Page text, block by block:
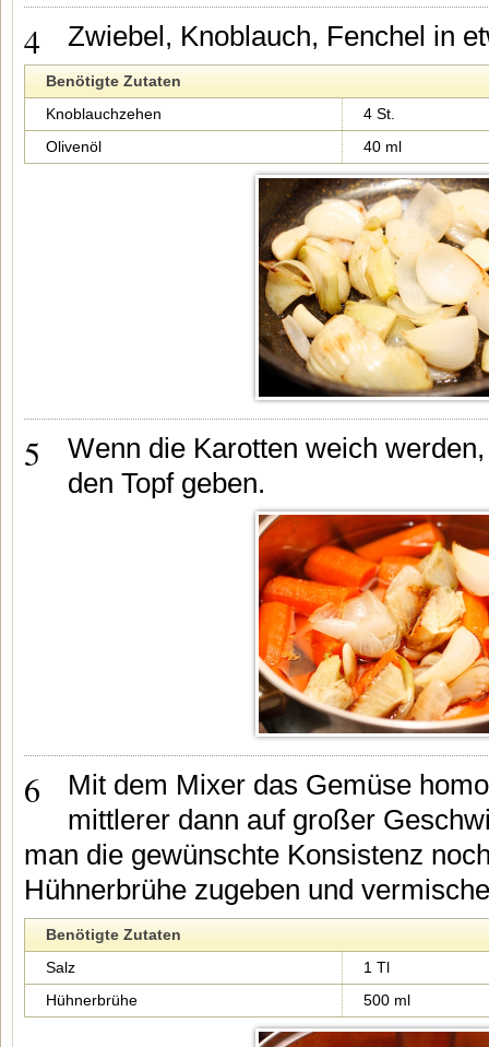
4 Zwiebel, Knoblauch, Fenchel in
Benötigte Zutaten
Knoblauchzehen
4 St.
Olivenöl
40 ml
5
Wenn die Karotten weich
den Topf geben.
6
Mit dem Mixer das Gemüse
mittlerer dann auf großer
man die gewünschte Konsistenz
Hühnerbrühe zugeben und
Benötigte Zutaten
Salz
1 Tl
Hühnerbrühe
500 ml